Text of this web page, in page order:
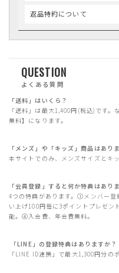
返品特約について
QUESTION
よくある質問
「送料」はいくら？
「送料」は最大1,400円(税込)です
無料】になります。
「メンズ」や「キッズ」商品はあり
本サイトでのみ、メンズサイズとキ
「会員登録」すると何か特典はあり
4つの特典があります。①メンバー
い上げ100円毎に3ポイントプレゼ
能。④入会費、年会費無料。
「LINE」の登録特典はありますか？
「LINE ID連携」で最大1,300円分の